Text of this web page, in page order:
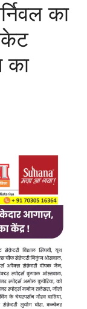
का
का